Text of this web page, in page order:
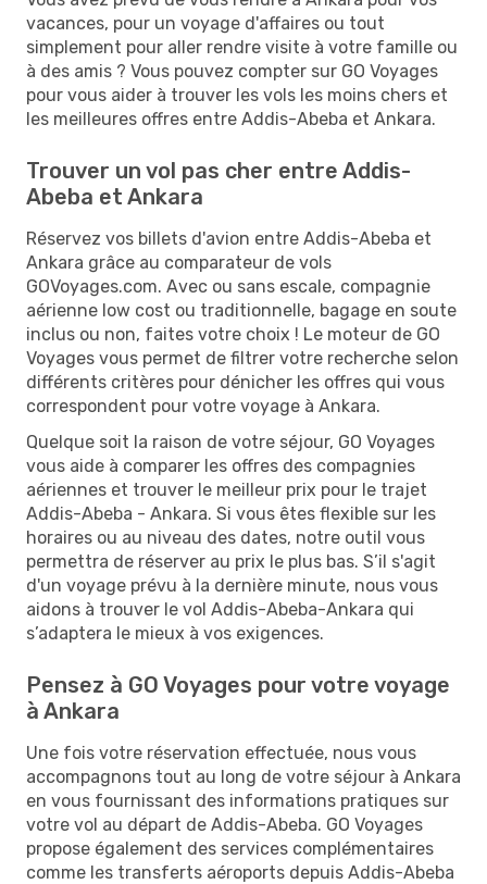
vacances, pour un voyage d'affaires ou tout
simplement pour aller rendre visite à votre famille ou
à des amis ? Vous pouvez compter sur GO Voyages
pour vous aider à trouver les vols les moins chers et
les meilleures offres entre Addis-Abeba et Ankara.
Trouver un vol pas cher entre Addis-
Abeba et Ankara
Réservez vos billets d'avion entre Addis-Abeba et
Ankara grâce au comparateur de vols
GOVoyages.com. Avec ou sans escale, compagnie
aérienne low cost ou traditionnelle, bagage en soute
inclus ou non, faites votre choix ! Le moteur de GO
Voyages vous permet de filtrer votre recherche selon
différents critères pour dénicher les offres qui vous
correspondent pour votre voyage à Ankara.
Quelque soit la raison de votre séjour, GO Voyages
vous aide à comparer les offres des compagnies
aériennes et trouver le meilleur prix pour le trajet
Addis-Abeba - Ankara. Si vous êtes flexible sur les
horaires ou au niveau des dates, notre outil vous
permettra de réserver au prix le plus bas. S’il s'agit
d'un voyage prévu à la dernière minute, nous vous
aidons à trouver le vol Addis-Abeba-Ankara qui
s’adaptera le mieux à vos exigences.
Pensez à GO Voyages pour votre voyage
à Ankara
Une fois votre réservation effectuée, nous vous
accompagnons tout au long de votre séjour à Ankara
en vous fournissant des informations pratiques sur
votre vol au départ de Addis-Abeba. GO Voyages
propose également des services complémentaires
comme les transferts aéroports depuis Addis-Abeba